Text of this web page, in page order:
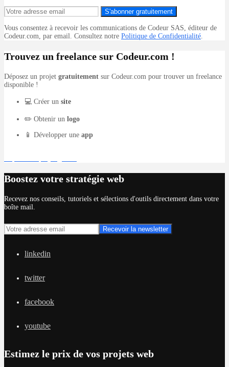
S'abonner gratuitement
Vous consentez à recevoir les communications de Codeur SAS, éditeur de
Codeur.com, par email. Consultez notre Politique de Confidentialité
Trouvez un freelance sur Codeur.com !
Déposez un projet gratuitement sur Codeur.com pour trouver un freelance
disponible !
💻 Créer un site
✏️ Obtenir un logo
📱 Développer une app
Boostez votre stratégie web
Recevez nos conseils, tutoriels et sélections d'outils directement dans votre
boîte mail.
linkedin
twitter
facebook
youtube
Estimez le prix de vos projets web